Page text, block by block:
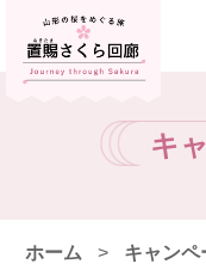
キ
ホーム > キャンペ